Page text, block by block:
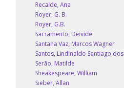
Recalde, Ana
Royer, G. B.
Royer, G.B.
Sacramento, Deivide
Santana Vaz, Marcos Wagner
Santos, Lindinaldo Santiago dos
Serão, Matilde
Sheakespeare, William
Sieber, Allan